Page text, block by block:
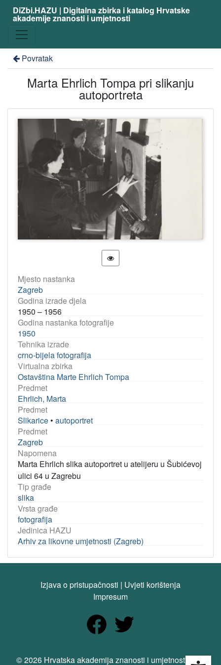
DiZbi.HAZU | Digitalna zbirka i katalog Hrvatske
akademije znanosti i umjetnosti
Povratak
Marta Ehrlich Tompa pri slikanju
autoportreta
Mjesto nastanka
Zagreb
Godina izrade djela
1950 – 1956
Godina nastanka fotografije
1950
Tehnika izrade
crno-bijela fotografija
Virtualna zbirka
Ostavština Marte Ehrlich Tompa
Predmet
Ehrlich, Marta
Predmet
Slikarice • autoportret
Predmet
Zagreb
Napomena
Marta Ehrlich slika autoportret u atelijeru u Šubićevoj
ulici 64 u Zagrebu
Tip građe
slika
Vrsta građe
fotografija
Jedinica HAZU
Arhiv za likovne umjetnosti (Zagreb)
Izjava o pristupačnosti | Uvjeti korištenja
Impresum
© 2026 Hrvatska akademija znanosti i umjetnosti. Sva